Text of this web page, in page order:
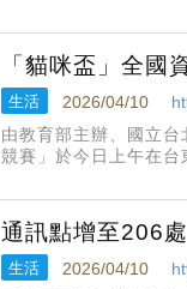
將評估納入
「貓咪盃」全國
生活 2026/04/10
由教育部主辦、國立
競賽」於今日上午在
題，透過美國麻省
通訊點增至206
生活 2026/04/10